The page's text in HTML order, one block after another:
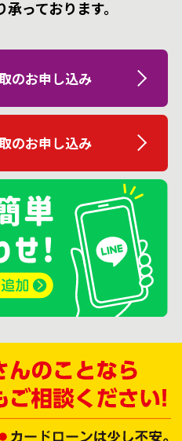
っております。
のお申し込み
のお申し込み